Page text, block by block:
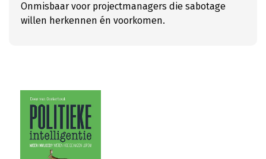
Onmisbaar voor projectmanagers die sabotage
willen herkennen én voorkomen.